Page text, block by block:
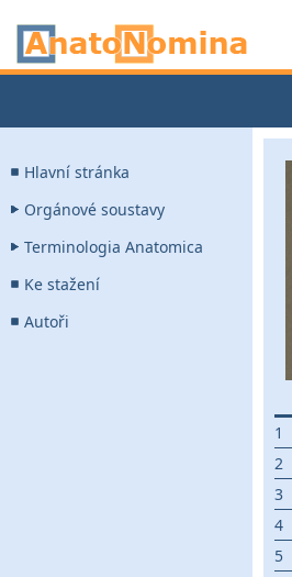
Hlavní stránka
Orgánové soustavy
Terminologia Anatomica
Ke stažení
Autoři
1
2
3
4
5